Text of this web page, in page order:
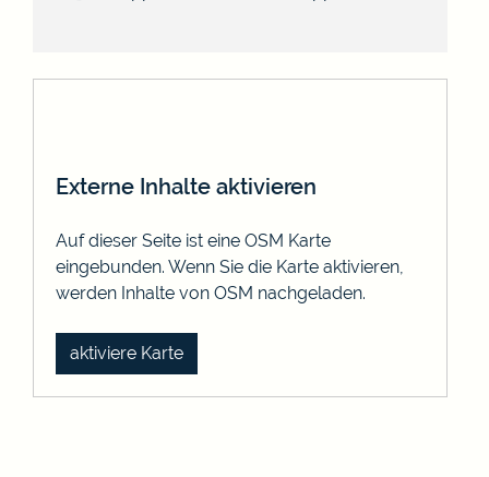
Externe Inhalte aktivieren
Auf dieser Seite ist eine OSM Karte
eingebunden. Wenn Sie die Karte aktivieren,
werden Inhalte von OSM nachgeladen.
aktiviere Karte